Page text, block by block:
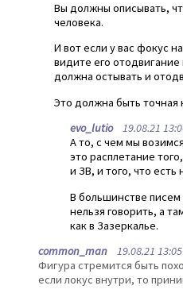
Вы должны описывать,
человека.
И вот если у вас фокус
видите его
должна остывать и
Это должна быть точная
evo_lutio19.08.21
А то, с чем мы
это расплетание
и ЗВ, и того, что есть
В большинстве писем
нельзя говорить, а
как в Зазеркалье.
common_man 19.08.21 13:05
Фигура стремится быть
если локус внутри, то